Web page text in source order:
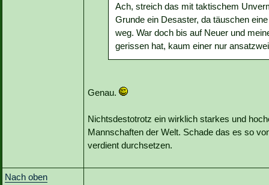
Ach, streich das mit taktischem
Grunde ein Desaster, da täuschen
weg. War doch bis auf Neuer und
gerissen hat, kaum einer nur
Genau.
Nichtsdestotrotz ein wirklich starkes und
Mannschaften der Welt. Schade das es so
verdient durchsetzen.
Nach oben